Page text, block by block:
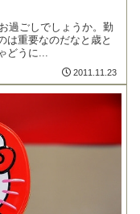
過ごしでしょうか。勤
は重要なのだなと歳と
どうに...
2011.11.23